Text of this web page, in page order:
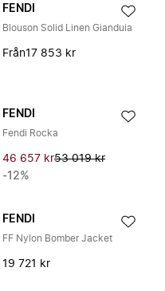
FENDI
Blouson Solid Linen Gianduia
Från17 853 kr
FENDI
Fendi Rocka
46 657 kr53 019 kr
-12%
FENDI
FF Nylon Bomber Jacket
19 721 kr